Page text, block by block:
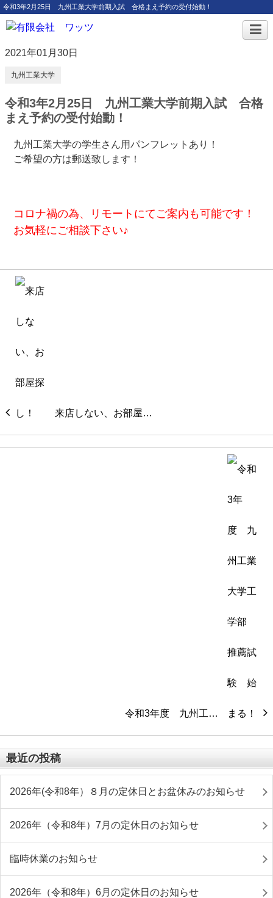
令和3年2月25日 九州工業大学前期入試 合格まえ予約の受付始動！
2021年01月30日
九州工業大学
令和3年2月25日 九州工業大学前期入試 合格
まえ予約の受付始動！
九州工業大学の学生さん用パンフレットあり！
ご希望の方は郵送致します！
コロナ禍の為、リモートにてご案内も可能です！
お気軽にご相談下さい♪
来店しない、お部屋…
令和3年度 九州工…
最近の投稿
2026年(令和8年）８月の定休日とお盆休みのお知らせ
2026年（令和8年）7月の定休日のお知らせ
臨時休業のお知らせ
2026年（令和8年）6月の定休日のお知らせ